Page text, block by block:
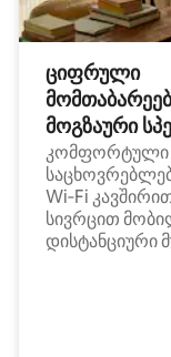
ციფრული
მოგზაური
კომფორტული
Wi‑Fi
სივრცით
დისტანციური